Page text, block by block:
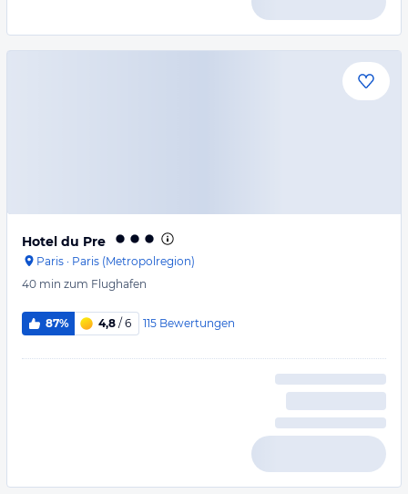
Hotel du Pre
Paris · Paris (Metropolregion)
40 min zum Flughafen
87% 4,8 / 6 115 Bewertungen